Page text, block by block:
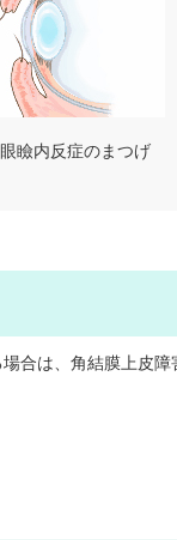
眼瞼内反症のまつげ
合は、角結膜上皮障